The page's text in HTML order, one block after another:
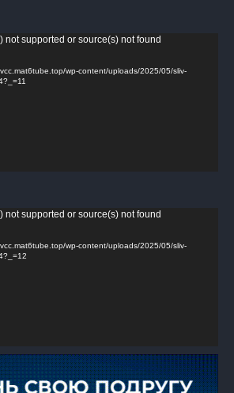
not supported or source(s) not found
wp-content/uploads/2025/05/sliv-
not supported or source(s) not found
wp-content/uploads/2025/05/sliv-